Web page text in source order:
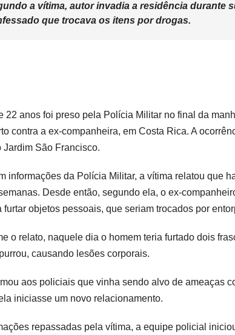
a vítima, autor invadia a residência durante
que trocava os itens por drogas.
22 anos foi preso pela Polícia Militar no final da
contra a ex-companheira, em Costa Rica. A
Jardim São Francisco.
informações da Polícia Militar, a vítima relatou que
Desde então, segundo ela, o ex-
furtar objetos pessoais, que seriam trocados por
o relato, naquele dia o homem teria furtado dois
causando lesões corporais.
aos policiais que vinha sendo alvo de ameaças
iniciasse um novo relacionamento.
repassadas pela vítima, a equipe policial